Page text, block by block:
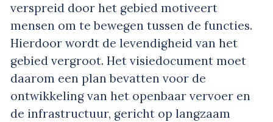
verspreid door het gebied motiveert
mensen om te bewegen tussen de functies.
Hierdoor wordt de levendigheid van het
gebied vergroot. Het visiedocument moet
daarom een plan bevatten voor de
ontwikkeling van het openbaar vervoer en
de infrastructuur, gericht op langzaam